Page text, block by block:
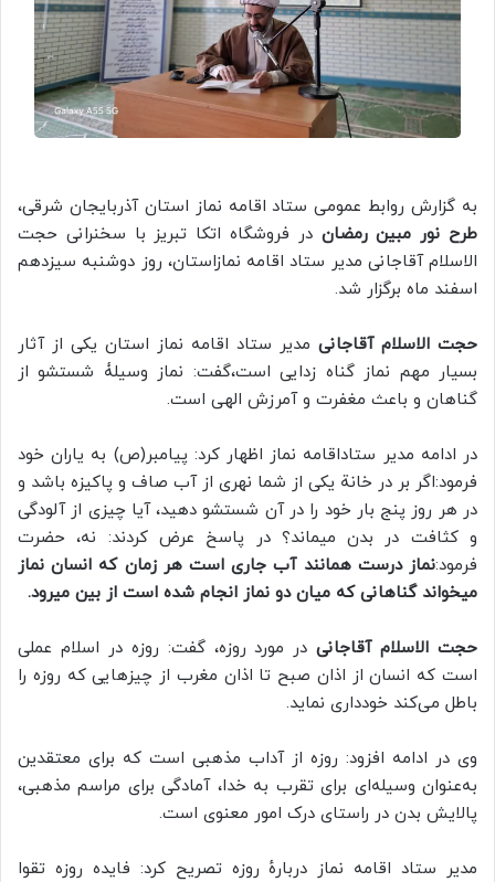
به گزارش روابط عمومی ستاد اقامه نماز استان آذربایجان شرقی،
طرح نور مبین رمضان در فروشگاه اتکا تبریز با سخنرانی حجت
الاسلام آقاجانی مدیر ستاد اقامه نمازاستان، روز دوشنبه سیزدهم
اسفند ماه برگزار شد.
حجت الاسلام آقاجانی مدیر ستاد اقامه نماز استان یکی از آثار
بسیار مهم نماز گناه زدایی است،گفت: نماز وسیلۀ شستشو از
گناهان و باعث مغفرت و آمرزش الهی است.
در ادامه مدیر ستاداقامه نماز اظهار کرد: پیامبر(ص) به یاران خود
فرمود:اگر بر در خانة یکی از شما نهری از آب صاف و پاکیزه باشد و
در هر روز پنج بار خود را در آن شستشو دهید، آیا چیزی از آلودگی
و کثافت در بدن میماند؟ در پاسخ عرض کردند: نه، حضرت
فرمود:نماز درست همانند آب جاری است هر زمان که انسان نماز
میخواند گناهانی که میان دو نماز انجام شده است از بین میرود.
حجت الاسلام آقاجانیدر مورد روزه، گفت: روزه در اسلام عملی
است که انسان از اذان صبح تا اذان مغرب از چیزهایی که روزه را
باطل می‌کند خودداری نماید.
وی در ادامه افزود: روزه از آداب مذهبی است که برای معتقدین
به‌عنوان وسیله‌ای برای تقرب به خدا، آمادگی برای مراسم مذهبی،
پالایش بدن در راستای درک امور معنوی است.
مدیر ستاد اقامه نماز دربارهٔ روزه تصریح کرد: فایده روزه تقوا